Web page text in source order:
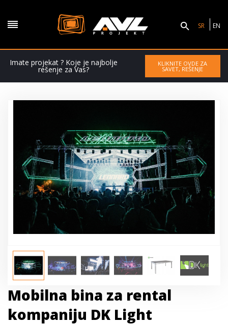
SR EN
Imate projekat ? Koje je najbolje
rešenje za Vas?
KLIKNITE OVDE ZA
SAVET, REŠENJE
Mobilna bina za rental
kompaniju DK Light